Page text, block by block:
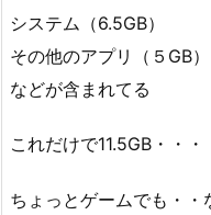
システム（6.5GB）
その他のアプリ（５GB
などが含まれてる
これだけで11.5GB・・・
ちょっとゲームでも・